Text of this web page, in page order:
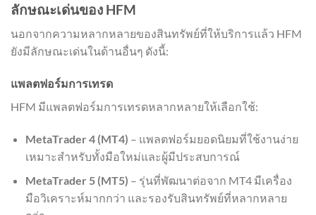
ลักษณะเด่นของ HFM
นอกจากความหลากหลายของสินทรัพย์ที่ให้บริการแล้ว HFM
ยังมีลักษณะเด่นในด้านอื่นๆ ดังนี้:
แพลตฟอร์มการเทรด
HFM มีแพลตฟอร์มการเทรดหลากหลายให้เลือกใช้:
MetaTrader 4 (MT4) – แพลตฟอร์มยอดนิยมที่ใช้งานง่าย
เหมาะสำหรับทั้งมือใหม่และผู้มีประสบการณ์
MetaTrader 5 (MT5) – รุ่นที่พัฒนาต่อจาก MT4 มีเครื่อง
มือวิเคราะห์มากกว่า และรองรับสินทรัพย์ที่หลากหลาย